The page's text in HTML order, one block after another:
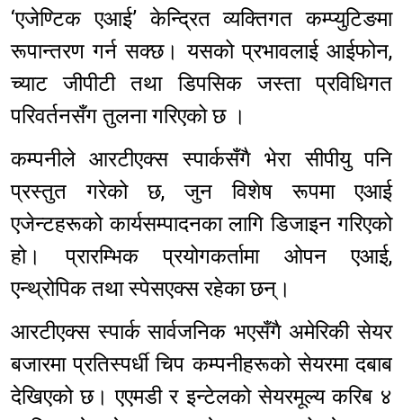
‘एजेण्टिक एआई’ केन्द्रित व्यक्तिगत कम्प्युटिङमा
रूपान्तरण गर्न सक्छ। यसको प्रभावलाई आईफोन,
च्याट जीपीटी तथा डिपसिक जस्ता प्रविधिगत
परिवर्तनसँग तुलना गरिएको छ ।
कम्पनीले आरटीएक्स स्पार्कसँगै भेरा सीपीयु पनि
प्रस्तुत गरेको छ, जुन विशेष रूपमा एआई
एजेन्टहरूको कार्यसम्पादनका लागि डिजाइन गरिएको
हो। प्रारम्भिक प्रयोगकर्तामा ओपन एआई,
एन्थ्रोपिक तथा स्पेसएक्स रहेका छन्।
आरटीएक्स स्पार्क सार्वजनिक भएसँगै अमेरिकी सेयर
बजारमा प्रतिस्पर्धी चिप कम्पनीहरूको सेयरमा दबाब
देखिएको छ। एएमडी र इन्टेलको सेयरमूल्य करिब ४